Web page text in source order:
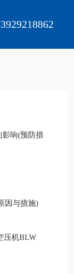
响(预防措
因与措施)
压机BLW